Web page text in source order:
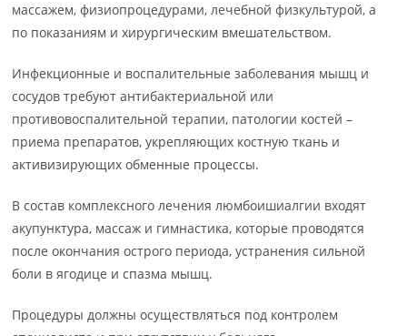
массажем, физиопроцедурами, лечебной физкультурой, а
по показаниям и хирургическим вмешательством.
Инфекционные и воспалительные заболевания мышц и
сосудов требуют антибактериальной или
противовоспалительной терапии, патологии костей –
приема препаратов, укрепляющих костную ткань и
активизирующих обменные процессы.
В состав комплексного лечения люмбоишиалгии входят
акупунктура, массаж и гимнастика, которые проводятся
после окончания острого периода, устранения сильной
боли в ягодице и спазма мышц.
Процедуры должны осуществляться под контролем